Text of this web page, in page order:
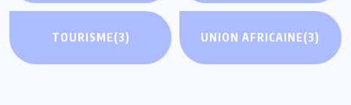
TOURISME(3) UNION AFRICAINE(3)